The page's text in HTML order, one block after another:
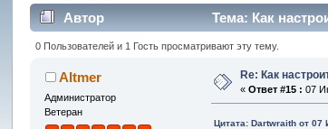
Автор Тема: Как
0 Пользователей и 1 Гость просматривают эту тему.
Altmer
Администратор
Ветеран
Re: Как
«Ответ #15 : 07
Цитата: Dartwraith от 07